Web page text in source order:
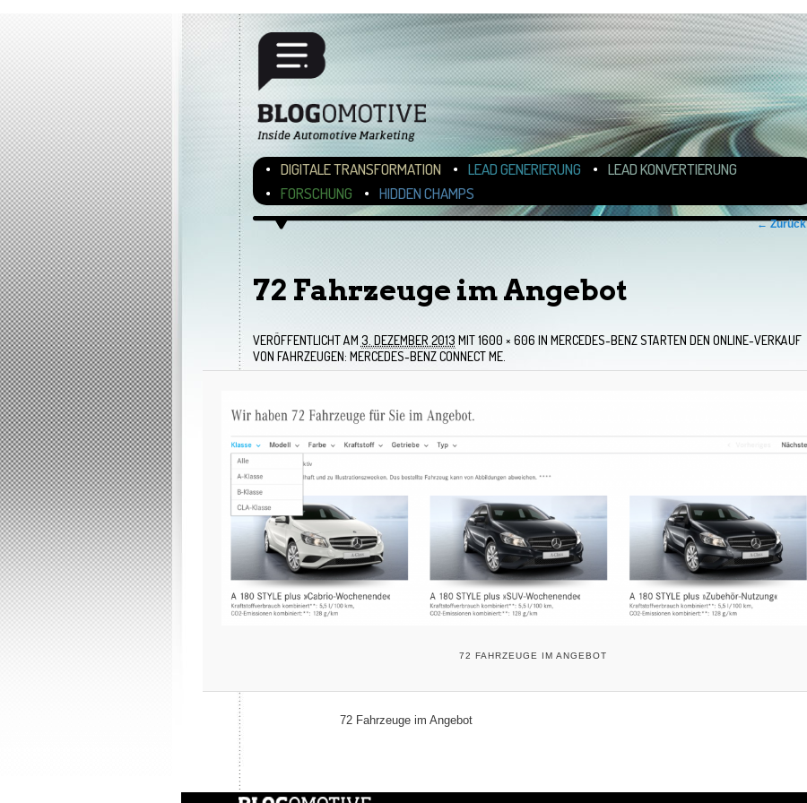
Hauptmenü
ZUM INHALT WECHSELN
ZUM SEKUNDÄREN INHALT WECHSELN
DIGITALE TRANSFORMATION LEAD GENERIERUNG
LEAD KONVERTIERUNG
FORSCHUNG
HIDDEN CHAMPS
Bilder-Navigation ← Zurück
72 Fahrzeuge im Angebot
VERÖFFENTLICHT AM 3. DEZEMBER 2013 MIT1600 × 606 IN MERCEDES-BENZ STARTEN DEN ONLINE-VERKAUF
VON FAHRZEUGEN: MERCEDES-BENZ CONNECT ME.
72 FAHRZEUGE IM ANGEBOT
72 Fahrzeuge im Angebot